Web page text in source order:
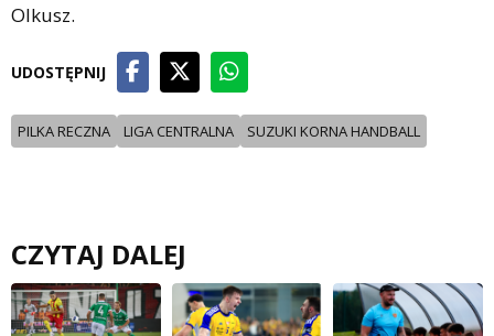
Olkusz.
UDOSTĘPNIJ
PILKA RECZNA LIGA CENTRALNA SUZUKI KORNA HANDBALL
CZYTAJ DALEJ